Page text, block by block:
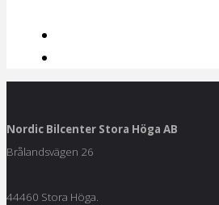
Nordic Bilcenter Stora Höga AB
Brålandsvägen 26
44460 Stora Höga.